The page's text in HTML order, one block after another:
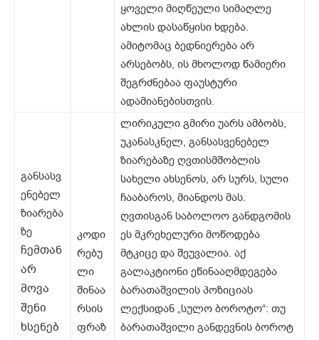
ყოველი მიღწეული სიმაღლე
ახლის დასაწყისი ხდება.
ამიტომაც ბედნიერება არ
არსებობს, ის მხოლოდ წამიერი
შეგრძნებაა ფაუსტური
ადამიანებისთვის.
განსასვ
ენებელ
ზიარება
ზე
ჩემთან
არ
მოვა
შენი
ხსენებ
კოდი
რებუ
ლი
შინაა
რსის
ფრაზ
ლირიკული გმირი უარს ამბობს,
უკანასკნელ, განსასვენებელ
ზიარებაზე ღვთისმშობლის
სახელი ახსენოს, არ სურს, სული
ჩააბაროს, მიანდოს მას.
ღვთისგან საბოლოო განდგომის
ეს მკრეხელური მოწოდება
მტკიცე და შეუვალია. აქ
გალაკტიონი ეწინააღმდეგება
ბარათაშვილის პოზიციას
ლექსიდან „სულო ბოროტო“: თუ
ბარათაშვილი განდევნის ბოროტ